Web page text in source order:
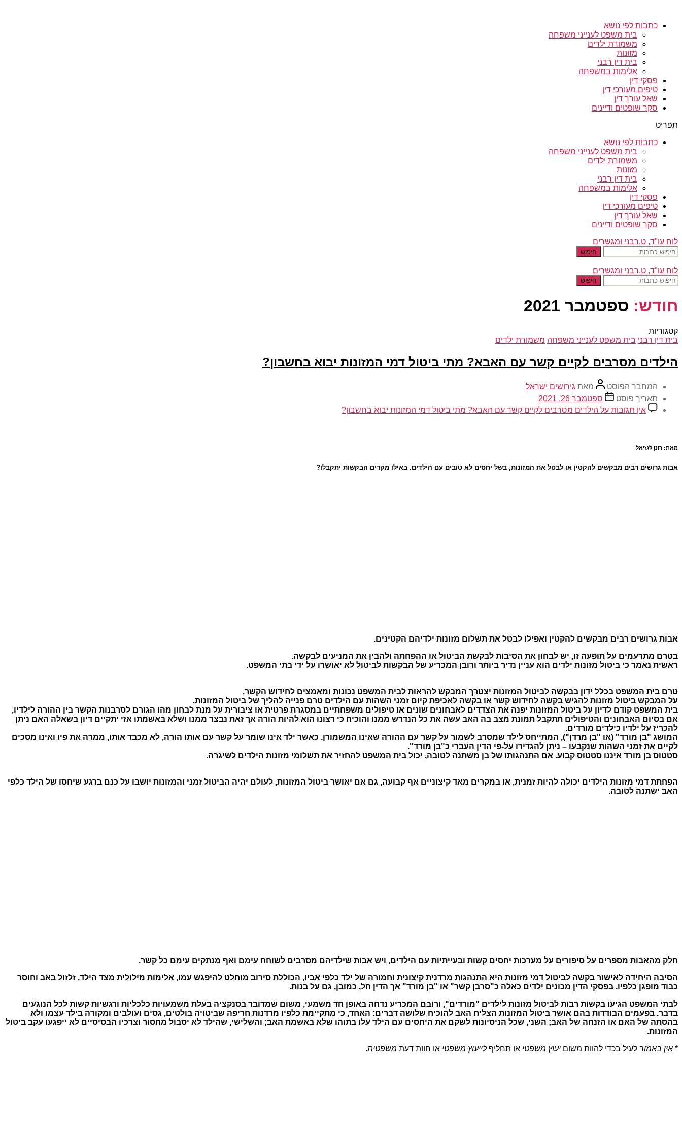
כתבות לפי נושא
בית משפט לענייני משפחה
משמורת ילדים
מזונות
בית דין רבני
אלימות במשפחה
פסקי דין
טיפים מעורכי דין
שאל עורך דין
סקר שופטים ודיינים
תפריט
כתבות לפי נושא
בית משפט לענייני משפחה
משמורת ילדים
מזונות
בית דין רבני
אלימות במשפחה
פסקי דין
טיפים מעורכי דין
שאל עורך דין
סקר שופטים ודיינים
לוח עו"ד, ט.רבני ומגשרים
חיפוש
לוח עו"ד, ט.רבני ומגשרים
חיפוש
חודש: ספטמבר 2021
קטגוריות
בית דין רבני בית משפט לענייני משפחה משמורת ילדים
הילדים מסרבים לקיים קשר עם האבא? מתי ביטול דמי המזונות יבוא בחשבון?
המחבר הפוסט מאת גירושים ישראל
תאריך פוסט
ספטמבר 26, 2021
אין תגובות על הילדים מסרבים לקיים קשר עם האבא? מתי ביטול דמי המזונות יבוא בחשבון?
מאת: רונן לגזיאל
אבות גרושים רבים מבקשים להקטין או לבטל את המזונות, בשל יחסים לא טובים עם הילדים. באילו מקרים הבקשות יתקבלו?
אבות גרושים רבים מבקשים להקטין ואפילו לבטל את תשלום מזונות ילדיהם הקטינים.
בטרם מתרעמים על תופעה זו, יש לבחון את הסיבות לבקשת הביטול או ההפחתה ולהבין את המניעים לבקשה.
ראשית נאמר כי ביטול מזונות ילדים הוא עניין נדיר ביותר ורובן המכריע של הבקשות לביטול לא יאושרו על ידי בתי המשפט.
טרם בית המשפט בכלל ידון בבקשה לביטול המזונות יצטרך המבקש להראות לבית המשפט נכונות ומאמצים לחידוש הקשר.
על המבקש ביטול מזונות להגיש בקשה לחידוש קשר או בקשה לאכיפת קיום זמני השהות עם הילדים טרם פנייה להליך של ביטול המזונות.
בית המשפט קודם לדיון על ביטול המזונות יפנה את הצדדים לאבחונים שונים או טיפולים משפחתיים במסגרת פרטית או ציבורית על מנת לבחון מהו הגורם לסרבנות הקשר בין ההורה לילדיו,
אם בסיום האבחונים והטיפולים תתקבל תמונת מצב בה האב עשה את כל הנדרש ממנו והוכיח כי רצונו הוא להיות הורה אך זאת נבצר ממנו ושלא באשמתו אזי יתקיים דיון בשאלה האם ניתן
להכריז על ילדיו כילדים מורדים.
המושג "בן מורד" (או "בן מרדן"), המתייחס לילד שמסרב לשמור על קשר עם ההורה שאינו המשמורן. כאשר ילד אינו שומר על קשר עם אותו הורה, לא מכבד אותו, ממרה את פיו ואינו מסכים
לקיים את זמני השהות שנקבעו – ניתן להגדירו על-פי הדין העברי כ"בן מורד".
סטטוס בן מורד איננו סטטוס קבוע. אם התנהגותו של בן משתנה לטובה, יכול בית המשפט להחזיר את תשלומי מזונות הילדים לשיגרה.
הפחתת דמי מזונות הילדים יכולה להיות זמנית, או במקרים מאד קיצוניים אף קבועה, גם אם יאושר ביטול המזונות, לעולם יהיה הביטול זמני והמזונות יושבו על כנם ברגע שיחסו של הילד כלפי
האב ישתנה לטובה.
חלק מהאבות מספרים על סיפורים על מערכות יחסים קשות ובעייתיות עם הילדים, ויש אבות שילדיהם מסרבים לשוחח עימם ואף מנתקים עימם כל קשר.
הסיבה היחידה לאישור בקשה לביטול דמי מזונות היא התנהגות מרדנית קיצונית וחמורה של ילד כלפי אביו, הכוללת סירוב מוחלט להיפגש עמו, אלימות מילולית מצד הילד, זלזול באב וחוסר
כבוד מופגן כלפיו. בפסקי הדין מכונים ילדים כאלה כ"סרבן קשר" או "בן מורד" אך הדין חל, כמובן, גם על בנות.
לבתי המשפט הגיעו בקשות רבות לביטול מזונות לילדים "מורדים", ורובם המכריע נדחה באופן חד משמעי, משום שמדובר בסנקציה בעלת משמעויות כלכליות ורגשיות קשות לכל הנוגעים
בדבר. בפעמים הבודדות בהם אושר ביטול המזונות הצליח האב להוכיח שלושה דברים: האחד, כי מתקיימת כלפיו מרדנות חריפה שביטויה בולטים, גסים ועולבים ומקורה בילד עצמו ולא
בהסתה של האם או הזנחה של האב; השני, שכל הניסיונות לשקם את היחסים עם הילד עלו בתוהו שלא באשמת האב; והשלישי, שהילד לא יסבול מחסור וצרכיו הבסיסיים לא ייפגעו עקב ביטול
המזונות.
*אין באמור לעיל בכדי להוות משום יעוץ משפטי או תחליףלייעוץ משפטי או חוות דעת משפטית.